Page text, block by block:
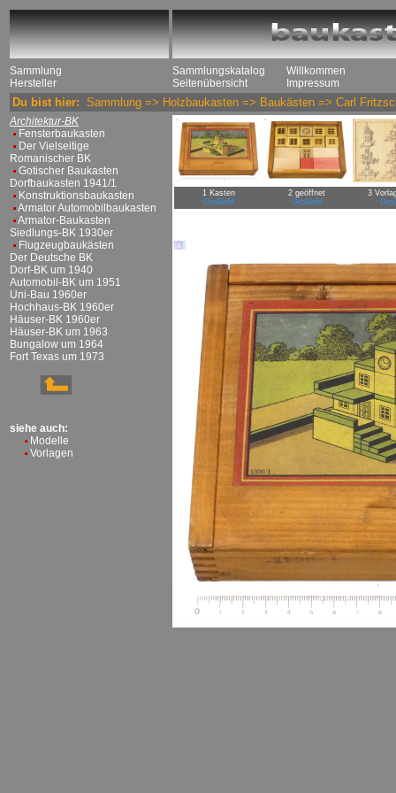
Sammlung
Hersteller
Sammlungskatalog
Seitenübersicht
Willkommen
Impressum
Du bist hier: Sammlung => Holzbaukasten => Baukästen => Carl
Architektur-BK
Fensterbaukasten
Der Vielseitige
Romanischer BK
Gotischer Baukasten
Dorfbaukasten 1941/1
Konstruktionsbaukasten
Armator Automobilbaukasten
Armator-Baukasten
Siedlungs-BK 1930er
Flugzeugbaukästen
Der Deutsche BK
Dorf-BK um 1940
Automobil-BK um 1951
Uni-Bau 1960er
Hochhaus-BK 1960er
Häuser-BK 1960er
Häuser-BK um 1963
Bungalow um 1964
Fort Texas um 1973
siehe auch:
Modelle
Vorlagen
1 Kasten
Großbild
2 geöffnet
Großbild
3